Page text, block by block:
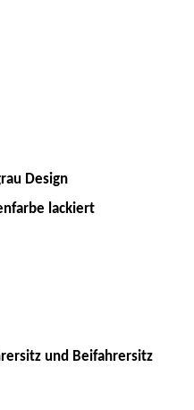
Design
lackiert
und Beifahrersitz